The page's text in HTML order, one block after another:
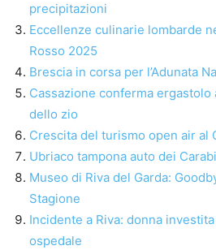
precipitazioni
Eccellenze culinarie lombarde
Rosso 2025
Brescia in corsa per l’Adunata
Cassazione conferma
dello zio
Crescita del turismo open air al
Ubriaco tampona auto dei
Museo di Riva del Garda:
Stagione
Incidente a Riva: donna
ospedale